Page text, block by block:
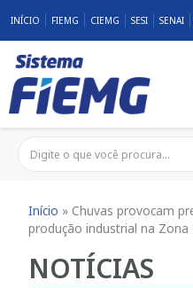
INÍCIO FIEMG CIEMG SESI SENAI
Início » Chuvas provocam
produção industrial na
NOTÍCIAS